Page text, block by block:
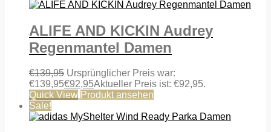
ALIFE AND KICKIN Audrey
Regenmantel Damen
€139,95 Ursprünglicher Preis war:
€139,95€92,95Aktueller Preis ist: €92,95.
Quick View Produkt ansehen
Sale!